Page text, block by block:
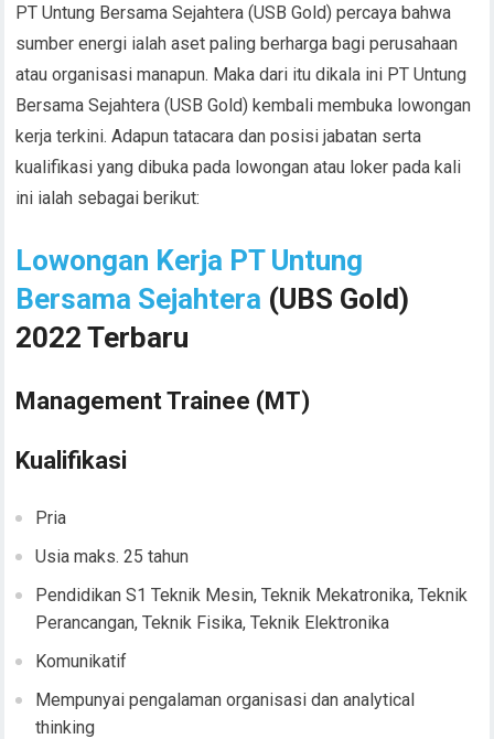
PT Untung Bersama Sejahtera (USB Gold) percaya bahwa
sumber energi ialah aset paling berharga bagi perusahaan
atau organisasi manapun. Maka dari itu dikala ini PT Untung
Bersama Sejahtera (USB Gold) kembali membuka lowongan
kerja terkini. Adapun tatacara dan posisi jabatan serta
kualifikasi yang dibuka pada lowongan atau loker pada kali
ini ialah sebagai berikut:
Lowongan Kerja PT Untung
Bersama Sejahtera (UBS Gold)
2022 Terbaru
Management Trainee (MT)
Kualifikasi
Pria
Usia maks. 25 tahun
Pendidikan S1 Teknik Mesin, Teknik Mekatronika, Teknik
Perancangan, Teknik Fisika, Teknik Elektronika
Komunikatif
Mempunyai pengalaman organisasi dan analytical
thinking